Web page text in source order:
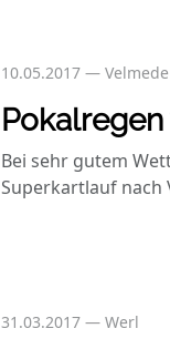
10.05.2017 — Velmede
Bei sehr gutem
Superkartlauf nach
31.03.2017 — Werl